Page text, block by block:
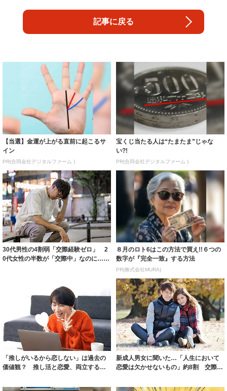
記事に戻る
【当選】金運が上がる直前に起こるサ
イン
PR(合同会社デジタルファーム )
宝くじ当たる人は“たまたま”じゃな
い?!
PR(合同会社デジタルファーム )
30代男性の4割弱「交際経験ゼロ」 2
0代女性の半数が「交際中」なのに…
８月のロト6はこの方法で買え!!６つの
数字が『完全一致』する方法
PR(株式会社MURA)
「推しがいるから恋しない」は過去の
価値観？ 推し活と恋愛、両立するポ
新成人男女に聞いた…「人生において
恋愛は欠かせないもの」約8割 交際相